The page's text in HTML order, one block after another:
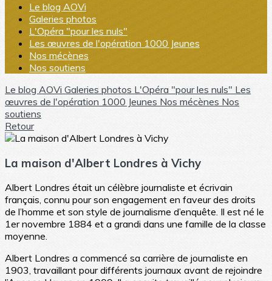
Le blog AOVi
Galeries photos
L'Opéra "pour les nuls"
Les œuvres de l'opération 1000 Jeunes
Nos mécènes
Nos soutiens
Le blog AOVi Galeries photos L'Opéra "pour les nuls" Les
œuvres de l'opération 1000 Jeunes Nos mécènes Nos
soutiens
Retour
La maison d'Albert Londres à Vichy
Albert Londres était un célèbre journaliste et écrivain
français, connu pour son engagement en faveur des droits
de l’homme et son style de journalisme d’enquête. Il est né le
1er novembre 1884 et a grandi dans une famille de la classe
moyenne.
Albert Londres a commencé sa carrière de journaliste en
1903, travaillant pour différents journaux avant de rejoindre